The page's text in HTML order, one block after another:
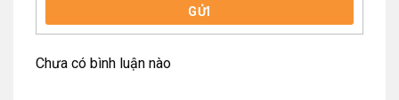
GỬI
Chưa có bình luận nào